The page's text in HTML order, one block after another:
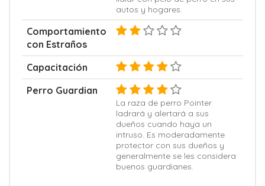
autos y hogares.
Comportamiento
con Estraños
Capacitación
Perro Guardian
La raza de perro Pointer
ladrará y alertará a sus
dueños cuando haya un
intruso. Es moderadamente
protector con sus dueños y
generalmente se les considera
buenos guardianes.